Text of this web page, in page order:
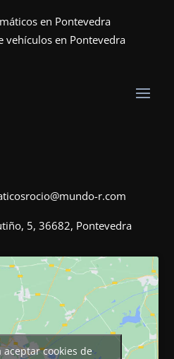
en Pontevedra
vehículos en Pontevedra
r.com
5, 36682, Pontevedra
aceptar cookies de